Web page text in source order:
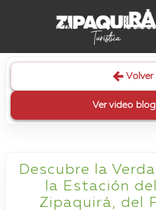
Volver
Ver video blog
Descubre la
la Estación
Zipaquirá, del